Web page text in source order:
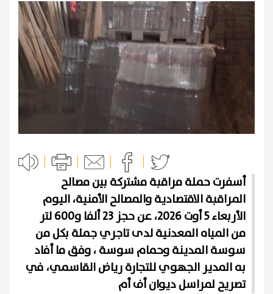
أسفرت حملة مراقبة مشتركة بين مصالح
المراقبة الاقتصادية والمصالح الأمنية، اليوم
الأربعاء 5 أوت 2026، عن حجز 23 ألفا و600 لتر
من المياه المعدنية لدى تاجري جملة بكل من
سوسة المدينة وحمام سوسة ، وفق ما أفاد
به المدير الجهوي للتجارة رياض القاسمي، في
تصريح لمراسل ديوان أف أم